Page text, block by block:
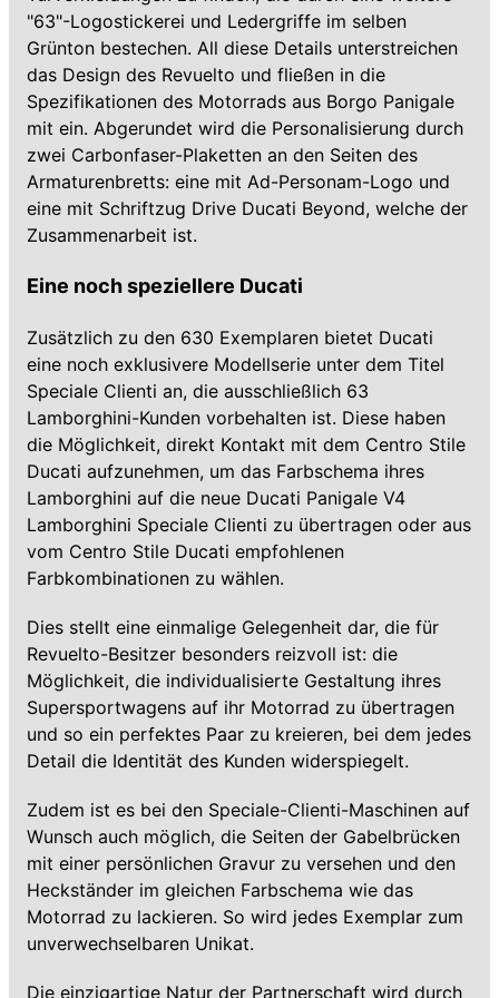
"63"-Logostickerei und Ledergriffe im selben
Grünton bestechen. All diese Details unterstreichen
das Design des Revuelto und fließen in die
Spezifikationen des Motorrads aus Borgo Panigale
mit ein. Abgerundet wird die Personalisierung durch
zwei Carbonfaser-Plaketten an den Seiten des
Armaturenbretts: eine mit Ad-Personam-Logo und
eine mit Schriftzug Drive Ducati Beyond, welche der
Zusammenarbeit ist.
Eine noch speziellere Ducati
Zusätzlich zu den 630 Exemplaren bietet Ducati
eine noch exklusivere Modellserie unter dem Titel
Speciale Clienti an, die ausschließlich 63
Lamborghini-Kunden vorbehalten ist. Diese haben
die Möglichkeit, direkt Kontakt mit dem Centro Stile
Ducati aufzunehmen, um das Farbschema ihres
Lamborghini auf die neue Ducati Panigale V4
Lamborghini Speciale Clienti zu übertragen oder aus
vom Centro Stile Ducati empfohlenen
Farbkombinationen zu wählen.
Dies stellt eine einmalige Gelegenheit dar, die für
Revuelto-Besitzer besonders reizvoll ist: die
Möglichkeit, die individualisierte Gestaltung ihres
Supersportwagens auf ihr Motorrad zu übertragen
und so ein perfektes Paar zu kreieren, bei dem jedes
Detail die Identität des Kunden widerspiegelt.
Zudem ist es bei den Speciale-Clienti-Maschinen auf
Wunsch auch möglich, die Seiten der Gabelbrücken
mit einer persönlichen Gravur zu versehen und den
Heckständer im gleichen Farbschema wie das
Motorrad zu lackieren. So wird jedes Exemplar zum
unverwechselbaren Unikat.
Die einzigartige Natur der Partnerschaft wird durch